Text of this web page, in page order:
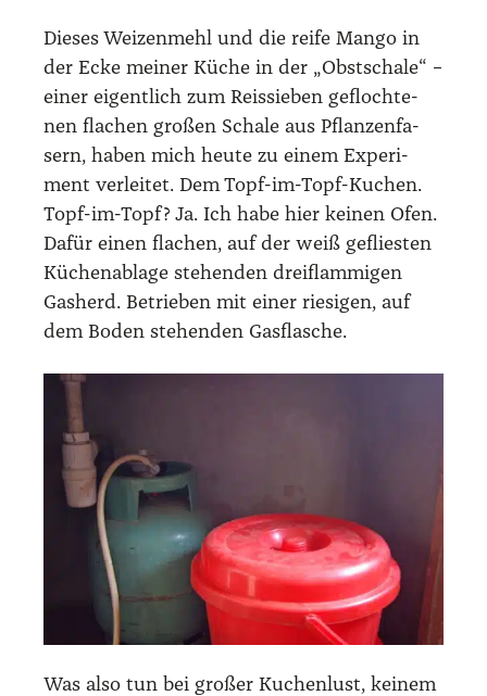
Die­ses Wei­zen­mehl und die rei­fe Man­go in
der Ecke mei­ner Küche in der „Obst­scha­le“ –
einer eigent­lich zum Reis­sie­ben gefloch­te­
nen fla­chen gro­ßen Scha­le aus Pflan­zen­fa­
sern, haben mich heu­te zu einem Expe­ri­
ment ver­lei­tet. Dem Topf-im-Topf-Kuchen.
Topf-im-Topf? Ja. Ich habe hier kei­nen Ofen.
Dafür einen fla­chen, auf der weiß geflies­ten
Küchen­ab­la­ge ste­hen­den dreiflam­mi­gen
Gas­herd. Betrie­ben mit einer rie­si­gen, auf
dem Boden ste­hen­den Gas­fla­sche.
Was also tun bei gro­ßer Kuchen­lust, kei­nem